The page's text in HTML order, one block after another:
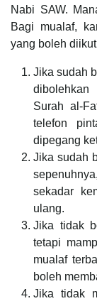
Nabi SAW.
Bagi mualaf,
yang boleh
Jika sudah
Surah al-
telefon
dipegang
Jika sudah
sekadar
ulang.
Jika tidak
tetapi
mualaf
boleh
Jika tidak